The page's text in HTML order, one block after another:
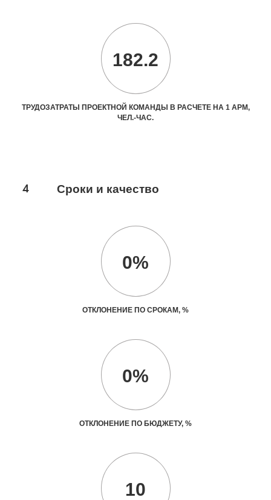
182.2
ТРУДОЗАТРАТЫ ПРОЕКТНОЙ КОМАНДЫ В РАСЧЕТЕ НА 1 АРМ,
ЧЕЛ.-ЧАС.
4 Сроки и качество
0%
ОТКЛОНЕНИЕ ПО СРОКАМ, %
0%
ОТКЛОНЕНИЕ ПО БЮДЖЕТУ, %
10